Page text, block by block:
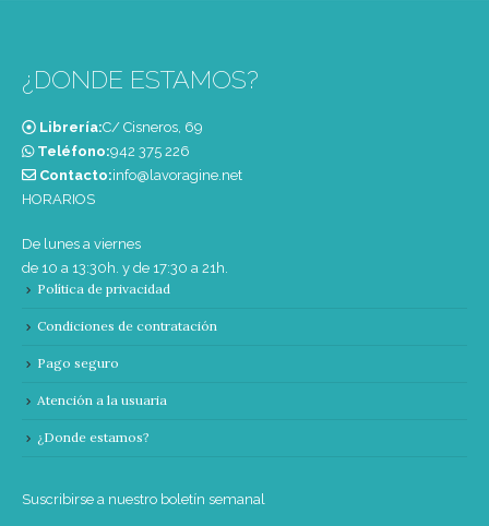
¿DONDE ESTAMOS?
Librería:C/ Cisneros, 69
Teléfono:‭942 375 226‬
Contacto:info@lavoragine.net
HORARIOS
De lunes a viernes
de 10 a 13:30h. y de 17:30 a 21h.
Política de privacidad
Condiciones de contratación
Pago seguro
Atención a la usuaria
¿Donde estamos?
Suscribirse a nuestro boletín semanal